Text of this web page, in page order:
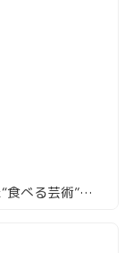
忘れられない忘年会に！銀座で出会った“食べる芸術”「Renge」